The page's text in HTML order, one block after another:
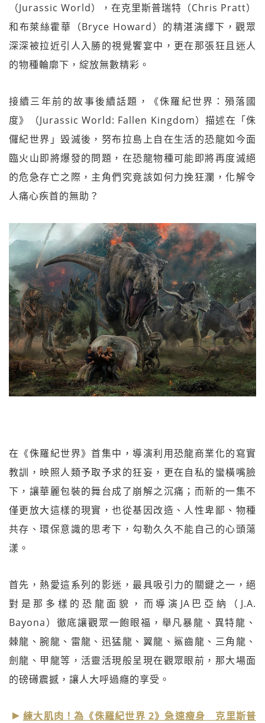
（Jurassic World），在克里斯普瑞特（Chris Pratt）
和布萊絲霍華（Bryce Howard）的精湛演繹下，觀眾
深深被拉近引人入勝的視覺饗宴中，更在那張狂且迷人
的物種輪廓下，綻放無數精彩。
接續三年前的故事後續話題，《侏羅紀世界：殞落國
度》（Jurassic World: Fallen Kingdom）描述在「侏
儸紀世界」毀滅後，努布拉島上自在生活的恐龍如今面
臨火山即將爆發的問題，在恐龍物種可能即將再度滅絕
的危急存亡之際，主角們究竟該如何力挽狂瀾，化解令
人痛心疾首的無助？
在《侏羅紀世界》首集中，導演利用恐龍商業化的寫實
教訓，映照人類予取予求的狂妄，更在自私的蠻橫嘴臉
下，讓華麗包裝的舞台成了崩解之沉痛；而新的一集不
僅更放大這樣的現實，也從基因改造、人性卑鄙、物種
共存、環保意識的思考下，勾勒久久不能自己的心頭蕩
漾。
首先，熱愛這系列的影迷，最具吸引力的關鍵之一，絕
對是那多樣的恐龍面貌，而導演JA巴亞納（J.A.
Bayona）徹底讓觀眾一飽眼福，舉凡暴龍、異特龍、
棘龍、腕龍、雷龍、迅猛龍、翼龍、鯊齒龍、三角龍、
劍龍、甲龍等，活靈活現般呈現在觀眾眼前，那大場面
的磅礡震撼，讓人大呼過癮的享受。
練大肌肉！為《侏羅紀世界 2》急速瘦身 克里斯普